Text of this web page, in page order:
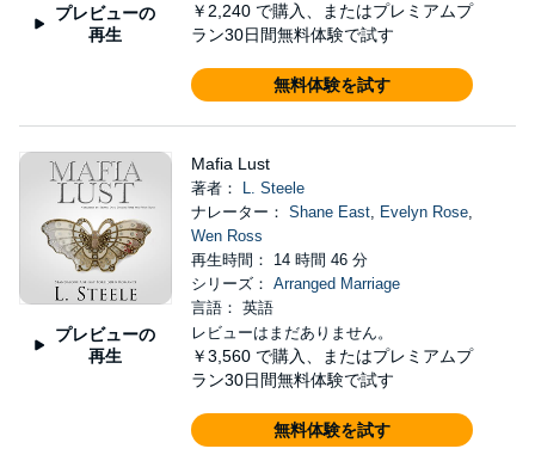
プレビューの
再生
￥2,240 で購入、またはプレミアムプ
ラン30日間無料体験で試す
無料体験を試す
プレビューの
再生
Mafia Lust
著者：
L. Steele
ナレーター： Shane East, Evelyn Rose,
Wen Ross
再生時間： 14 時間 46 分
シリーズ： Arranged Marriage
言語： 英語
レビューはまだありません。
￥3,560 で購入、またはプレミアムプ
ラン30日間無料体験で試す
無料体験を試す